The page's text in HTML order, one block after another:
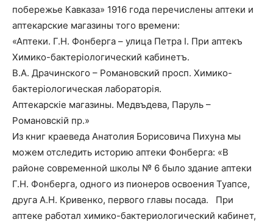
побережье Кавказа» 1916 года перечислены аптеки и
аптекарские магазины того времени:
«Аптеки. Г.Н. Фонберга – улица Петра I. При аптекъ
Химико-бактерiологический кабинетъ.
В.А. Драчинского – Романовский просп. Химико-
бактерiологическая лабораторiя.
Аптекарскiе магазины. Медвъдева, Паруль –
Романовскiй пр.»
Из книг краеведа Анатолия Борисовича Пихуна мы
можем отследить историю аптеки Фонберга: «В
районе современной школы № 6 было здание аптеки
Г.Н. Фонберга, одного из пионеров освоения Туапсе,
друга А.Н. Кривенко, первого главы посада. При
аптеке работал химико-бактериологический кабинет,